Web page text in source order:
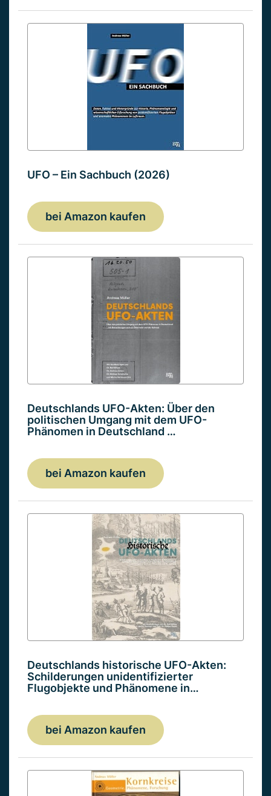
UFO – Ein Sachbuch (2026)
bei Amazon kaufen
Deutschlands UFO-Akten: Über den
politischen Umgang mit dem UFO-
Phänomen in Deutschland …
bei Amazon kaufen
Deutschlands historische UFO-Akten:
Schilderungen unidentifizierter
Flugobjekte und Phänomene in…
bei Amazon kaufen